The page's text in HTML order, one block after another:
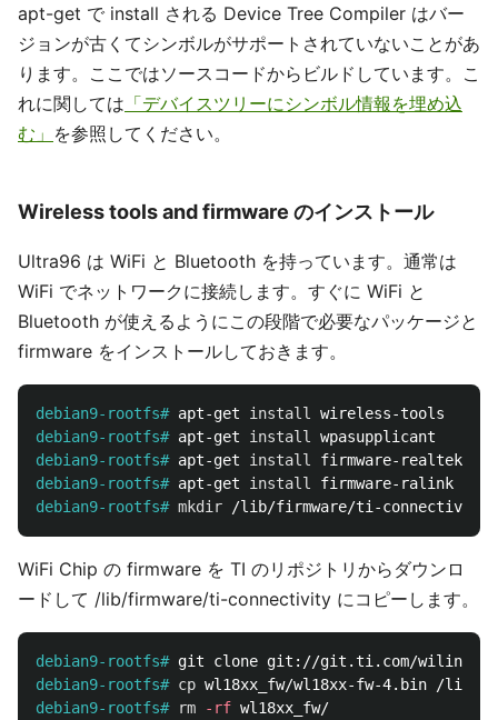
apt-get で install される Device Tree Compiler はバー
ジョンが古くてシンボルがサポートされていないことがあ
ります。ここではソースコードからビルドしています。こ
れに関しては 「デバイスツリーにシンボル情報を埋め込
む」 を参照してください。
Wireless tools and firmware のインストール
Ultra96 は WiFi と Bluetooth を持っています。通常は
WiFi でネットワークに接続します。すぐに WiFi と
Bluetooth が使えるようにこの段階で必要なパッケージと
firmware をインストールしておきます。
debian9-rootfs# apt-get install
debian9-rootfs# apt-get install
debian9-rootfs# apt-get install
debian9-rootfs# apt-get install
debian9-rootfs# mkdir
WiFi Chip の firmware を TI のリポジトリからダウンロ
ードして /lib/firmware/ti-connectivity にコピーします。
debian9-rootfs#
debian9-rootfs# cp
debian9-rootfs#
rm -rf